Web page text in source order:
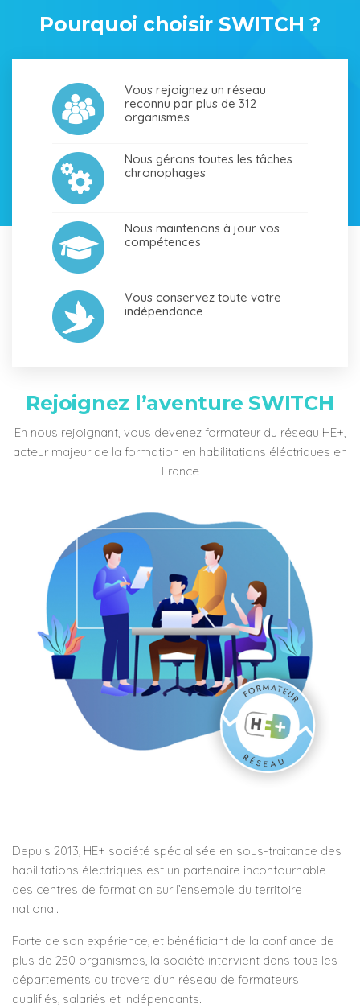
Pourquoi choisir SWITCH ?
Vous rejoignez un réseau
reconnu par plus de 312
organismes
Nous gérons toutes les tâches
chronophages
Nous maintenons à jour vos
compétences
Vous conservez toute votre
indépendance
Rejoignez l’aventure SWITCH
En nous rejoignant, vous devenez formateur du réseau HE+,
acteur majeur de la formation en habilitations éléctriques en
France
Depuis 2013, HE+ société spécialisée en sous-traitance des
habilitations électriques est un partenaire incontournable
des centres de formation sur l’ensemble du territoire
national.
Forte de son expérience, et bénéficiant de la confiance de
plus de 250 organismes, la société intervient dans tous les
départements au travers d’un réseau de formateurs
qualifiés, salariés et indépendants.